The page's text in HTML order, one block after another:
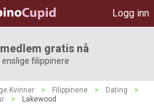
Logg inn
gratis nå
enslige filippinere
Kvinner > Filippinene > Dating
>
> Lakewood